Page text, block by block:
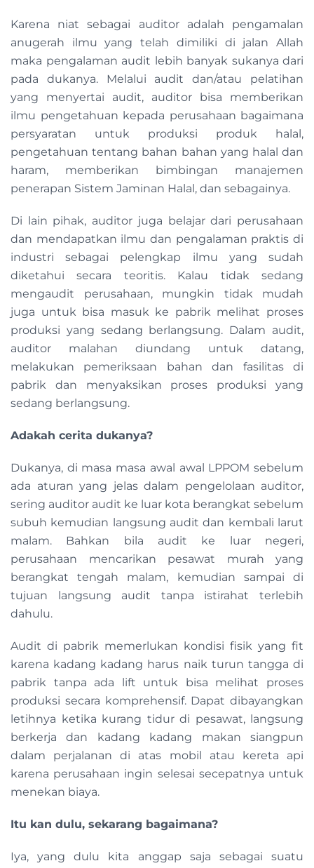
Karena niat sebagai auditor adalah pengamalan
anugerah ilmu yang telah dimiliki di jalan Allah
maka pengalaman audit lebih banyak sukanya dari
pada dukanya. Melalui audit dan/atau pelatihan
yang menyertai audit, auditor bisa memberikan
ilmu pengetahuan kepada perusahaan bagaimana
persyaratan untuk produksi produk halal,
pengetahuan tentang bahan bahan yang halal dan
haram, memberikan bimbingan manajemen
penerapan Sistem Jaminan Halal, dan sebagainya.
Di lain pihak, auditor juga belajar dari perusahaan
dan mendapatkan ilmu dan pengalaman praktis di
industri sebagai pelengkap ilmu yang sudah
diketahui secara teoritis. Kalau tidak sedang
mengaudit perusahaan, mungkin tidak mudah
juga untuk bisa masuk ke pabrik melihat proses
produksi yang sedang berlangsung. Dalam audit,
auditor malahan diundang untuk datang,
melakukan pemeriksaan bahan dan fasilitas di
pabrik dan menyaksikan proses produksi yang
sedang berlangsung.
Adakah cerita dukanya?
Dukanya, di masa masa awal awal LPPOM sebelum
ada aturan yang jelas dalam pengelolaan auditor,
sering auditor audit ke luar kota berangkat sebelum
subuh kemudian langsung audit dan kembali larut
malam. Bahkan bila audit ke luar negeri,
perusahaan mencarikan pesawat murah yang
berangkat tengah malam, kemudian sampai di
tujuan langsung audit tanpa istirahat terlebih
dahulu.
Audit di pabrik memerlukan kondisi fisik yang fit
karena kadang kadang harus naik turun tangga di
pabrik tanpa ada lift untuk bisa melihat proses
produksi secara komprehensif. Dapat dibayangkan
letihnya ketika kurang tidur di pesawat, langsung
berkerja dan kadang kadang makan siangpun
dalam perjalanan di atas mobil atau kereta api
karena perusahaan ingin selesai secepatnya untuk
menekan biaya.
Itu kan dulu, sekarang bagaimana?
Iya, yang dulu kita anggap saja sebagai suatu